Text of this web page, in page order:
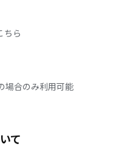
ちら
場合のみ利用可能
て